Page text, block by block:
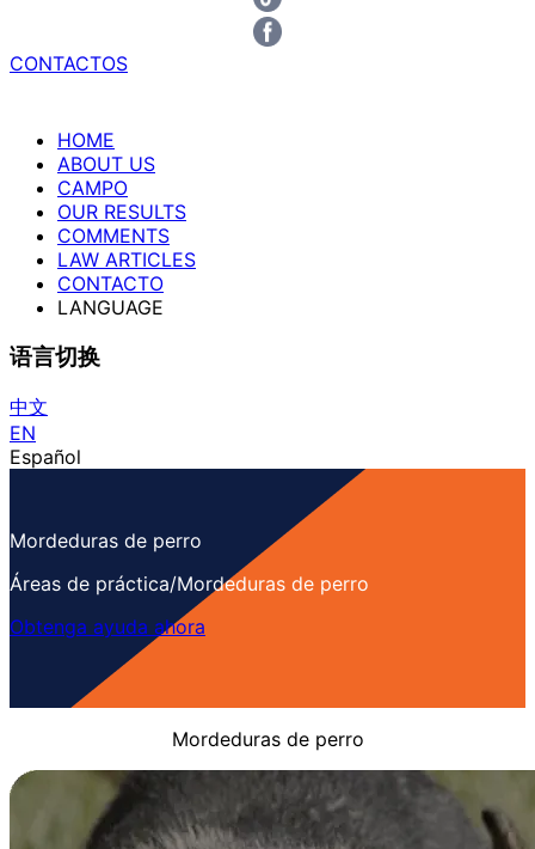
CONTACTOS
HOME
ABOUT US
CAMPO
OUR RESULTS
COMMENTS
LAW ARTICLES
CONTACTO
LANGUAGE
语言切换
中文
EN
Español
Mordeduras de perro
Áreas de práctica/Mordeduras de perro
Obtenga ayuda ahora
Mordeduras de perro